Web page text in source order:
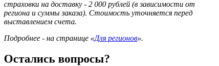
страховки на доставку - 2 000 рублей (в зависимости от
региона и суммы заказа). Стоимость уточняется перед
выставлением счета.
Подробнее - на странице «Для регионов».
Остались вопросы?